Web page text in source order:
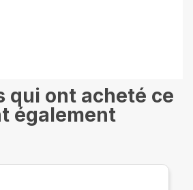
qui ont acheté ce
également